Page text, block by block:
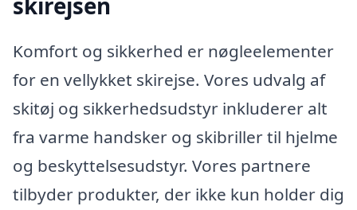
Komfort og sikkerhed er nøgleelementer
for en vellykket skirejse. Vores udvalg af
skitøj og sikkerhedsudstyr inkluderer alt
fra varme handsker og skibriller til hjelme
og beskyttelsesudstyr. Vores partnere
tilbyder produkter, der ikke kun holder dig